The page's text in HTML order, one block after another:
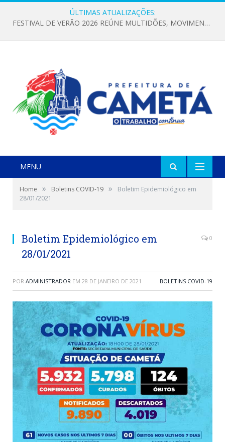
ÚLTIMAS ATUALIZAÇÕES:
FESTIVAL DE VERÃO 2026 REÚNE MULTIDÕES, MOVIMENTA A ECONOMIA E FORTALECE A CULTURA LOCAL
MENU
Home » Boletins COVID-19 »
Boletim Epidemiológico em
28/01/2021
Boletim Epidemiológico em
28/01/2021
0
POR ADMINISTRADOR EM 28 DE JANEIRO DE 2021 BOLETINS COVID-19